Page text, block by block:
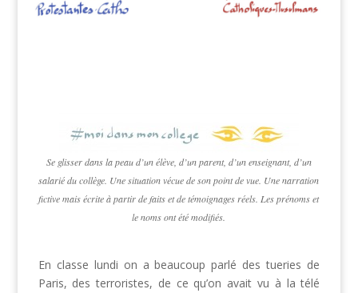
Se glisser dans la peau d’un élève, d’un parent, d’un enseignant, d’un
salarié du collège. Une situation vécue de son point de vue. Une narration
fictive mais écrite à partir de faits et de témoignages réels. Les prénoms et
le noms ont été modifiés.
En classe lundi on a beaucoup parlé des tueries de
Paris, des terroristes, de ce qu’on avait vu à la télé